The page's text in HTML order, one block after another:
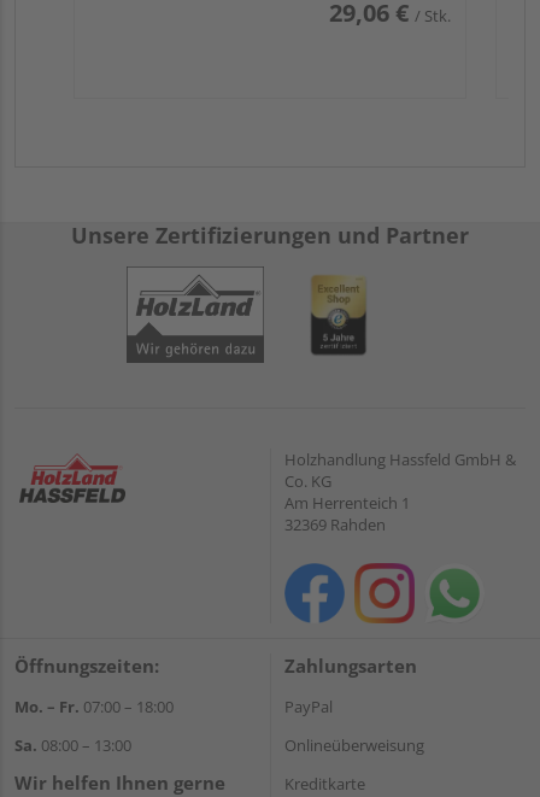
29,06 € / Stk.
Unsere Zertifizierungen und Partner
Holzhandlung Hassfeld GmbH &
Co. KG
Am Herrenteich 1
32369 Rahden
Öffnungszeiten:
Mo. – Fr. 07:00 – 18:00
Sa. 08:00 – 13:00
Wir helfen Ihnen gerne
Zahlungsarten
PayPal
Onlineüberweisung
Kreditkarte